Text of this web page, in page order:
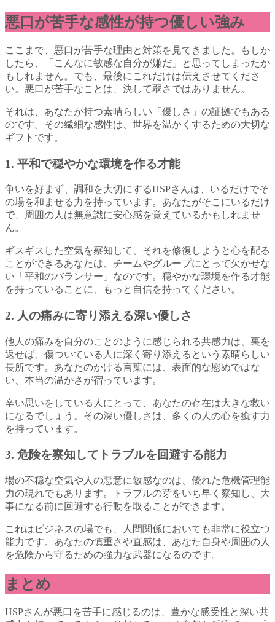
悪口が苦手な感性が持つ優しい強み
ここまで、悪口が苦手な理由と対策を見てきました。もしか
したら、「こんなに敏感な自分が嫌だ」と思ってしまったか
もしれません。でも、最後にこれだけは伝えさせてくださ
い。悪口が苦手なことは、決して弱さではありません。
それは、あなたが持つ素晴らしい「優しさ」の証拠でもある
のです。その繊細な感性は、世界を温かくするための大切な
ギフトです。
1. 平和で穏やかな環境を作る才能
争いを好まず、調和を大切にするHSPさんは、いるだけでそ
の場を和ませる力を持っています。あなたがそこにいるだけ
で、周囲の人は無意識に安心感を覚えているかもしれませ
ん。
ギスギスした空気を察知して、それを修復しようと心を配る
ことができるあなたは、チームやグループにとって欠かせな
い「平和のバランサー」なのです。穏やかな環境を作る才能
を持っていることに、もっと自信を持ってください。
2. 人の痛みに寄り添える深い優しさ
他人の痛みを自分のことのように感じられる共感力は、裏を
返せば、傷ついている人に深く寄り添えるという素晴らしい
長所です。あなたのかける言葉には、表面的な慰めではな
い、本当の温かさが宿っています。
辛い思いをしている人にとって、あなたの存在は大きな救い
になるでしょう。その深い優しさは、多くの人の心を癒す力
を持っています。
3. 危険を察知してトラブルを回避する能力
場の不穏な空気や人の悪意に敏感なのは、優れた危機管理能
力の現れでもあります。トラブルの芽をいち早く察知し、大
事になる前に回避する行動を取ることができます。
これはビジネスの場でも、人間関係においても非常に役立つ
能力です。あなたの慎重さや直感は、あなた自身や周囲の人
を危険から守るための強力な武器になるのです。
まとめ
HSPさんが悪口を苦手に感じるのは、豊かな感受性と深い共